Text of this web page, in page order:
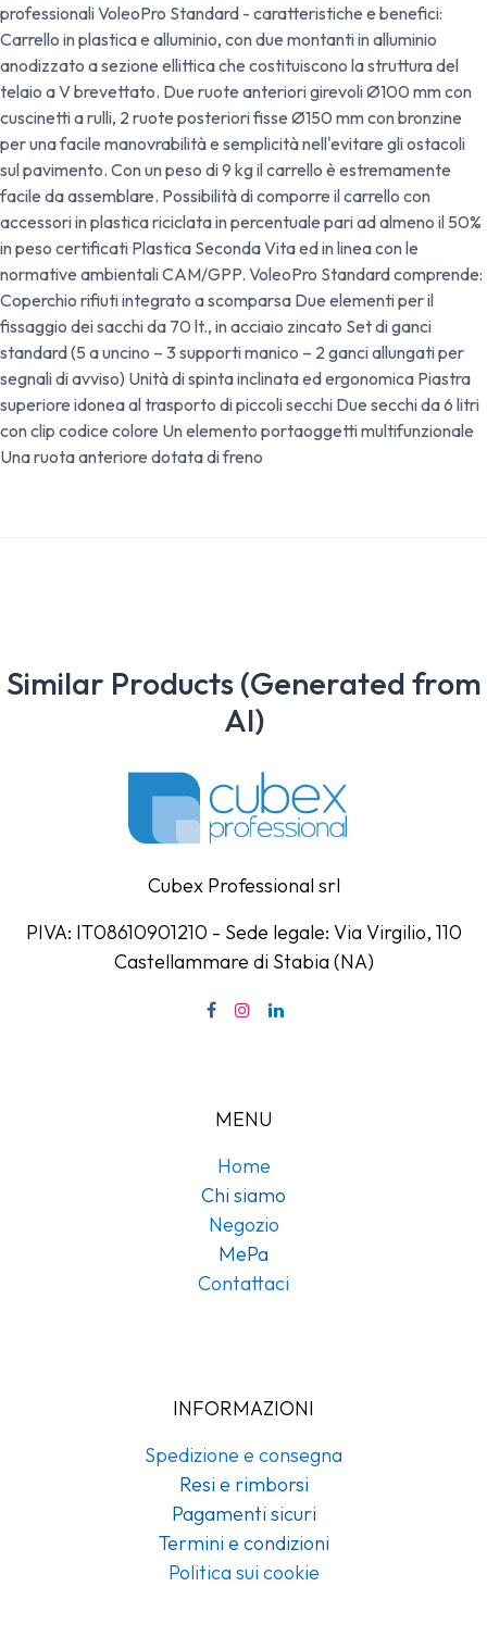
professionali VoleoPro Standard - caratteristiche e benefici:
Carrello in plastica e alluminio, con due montanti in alluminio
anodizzato a sezione ellittica che costituiscono la struttura del
telaio a V brevettato. Due ruote anteriori girevoli Ø100 mm con
cuscinetti a rulli, 2 ruote posteriori fisse Ø150 mm con bronzine
per una facile manovrabilità e semplicità nell'evitare gli ostacoli
sul pavimento. Con un peso di 9 kg il carrello è estremamente
facile da assemblare. Possibilità di comporre il carrello con
accessori in plastica riciclata in percentuale pari ad almeno il 50%
in peso certificati Plastica Seconda Vita ed in linea con le
normative ambientali CAM/GPP. VoleoPro Standard comprende:
Coperchio rifiuti integrato a scomparsa Due elementi per il
fissaggio dei sacchi da 70 lt., in acciaio zincato Set di ganci
standard (5 a uncino – 3 supporti manico – 2 ganci allungati per
segnali di avviso) Unità di spinta inclinata ed ergonomica Piastra
superiore idonea al trasporto di piccoli secchi Due secchi da 6 litri
con clip codice colore Un elemento portaoggetti multifunzionale
Una ruota anteriore dotata di freno
Similar Products (Generated from
AI)
Cubex Professional srl
PIVA: IT08610901210 - Sede legale: Via Virgilio, 110
Castellammare di Stabia (NA)
MENU
Home
Chi siamo
Negozio
MePa
Contattaci
INFORMAZIONI
Spedizione e consegna
Resi e rimborsi
Pagamenti sicuri
Termini e condizioni
Politica sui cookie